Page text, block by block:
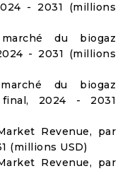
- 2031 (millions
du biogaz
- 2031 (millions
du biogaz
2024 - 2031
Revenue, par
(millions USD)
Revenue, par